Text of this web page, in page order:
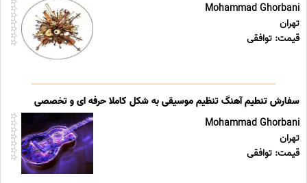
Mohammad Ghorbani
تهران
قیمت: توافقی
سفارش تنطیم آهنگ تنظیم موسیقی به شکل کاملا حرفه ای و تخصصی
Mohammad Ghorbani
تهران
قیمت: توافقی